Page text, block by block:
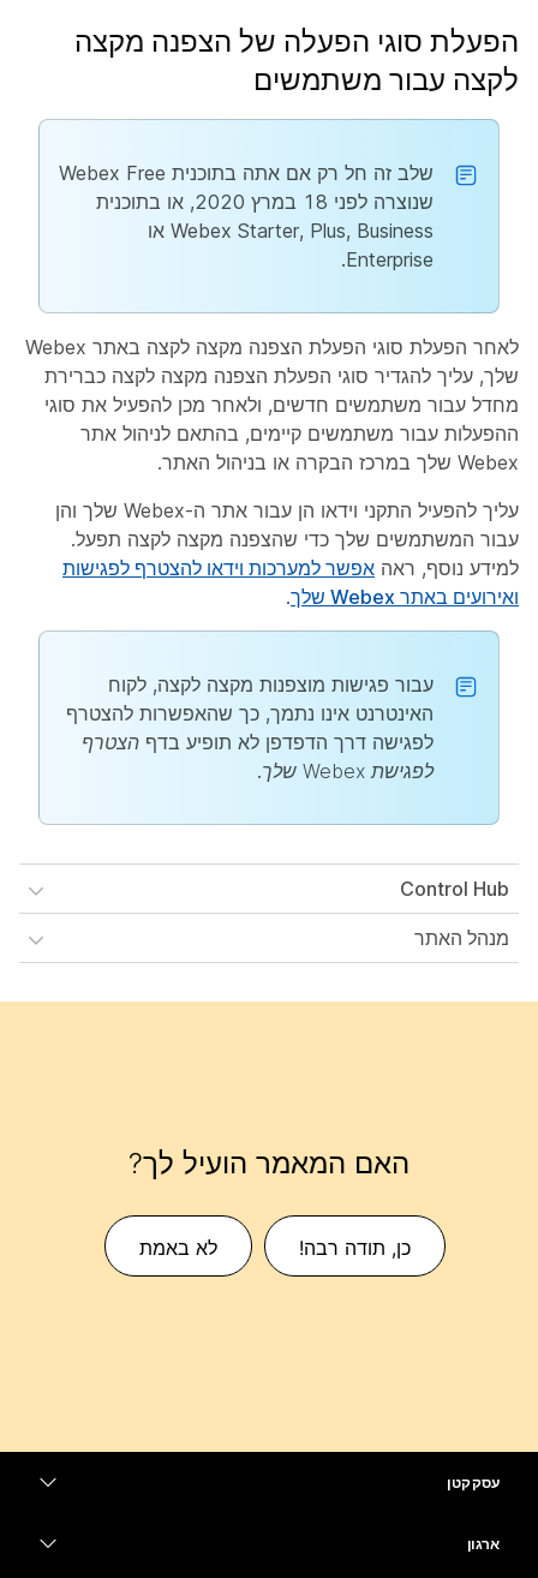
הפעלת סוגי הפעלה של הצפנה מקצה
לקצה עבור משתמשים
שלב זה חל רק אם אתה בתוכנית Webex Free
שנוצרה לפני 18 במרץ 2020, או בתוכנית
Webex Starter, Plus, Business או
Enterprise.
לאחר הפעלת סוגי הפעלת הצפנה מקצה לקצה באתר Webex
שלך, עליך להגדיר סוגי הפעלת הצפנה מקצה לקצה כברירת
מחדל עבור משתמשים חדשים, ולאחר מכן להפעיל את סוגי
ההפעלות עבור משתמשים קיימים, בהתאם לניהול אתר
Webex שלך במרכז הבקרה או בניהול האתר.
עליך להפעיל התקני וידאו הן עבור אתר ה-Webex שלך והן
עבור המשתמשים שלך כדי שהצפנה מקצה לקצה תפעל.
למידע נוסף, ראה אפשר למערכות וידאו להצטרף לפגישות
ואירועים באתר Webex שלך
.
עבור פגישות מוצפנות מקצה לקצה, לקוח
האינטרנט אינו נתמך, כך שהאפשרות להצטרף
לפגישה דרך הדפדפן לא תופיע בדף הצטרף
לפגישת Webex שלך
.
Control Hub
מנהל האתר
האם המאמר הועיל לך?
כן, תודה רבה! לא באמת
עסק קטן
ארגון